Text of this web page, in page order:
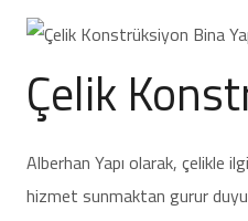
Çelik
Alberhan Yapı olarak, çelikle
hizmet sunmaktan gurur